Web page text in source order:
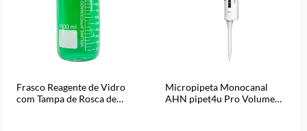
Frasco Reagente de Vidro
com Tampa de Rosca de
Micropipeta Monocanal
AHN pipet4u Pro Volume